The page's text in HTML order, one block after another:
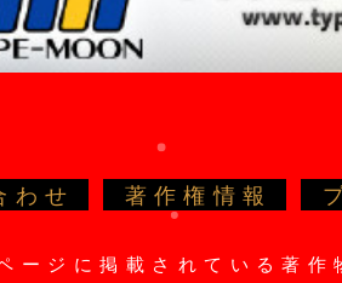
わせ 著作権情報
ージに掲載されている著